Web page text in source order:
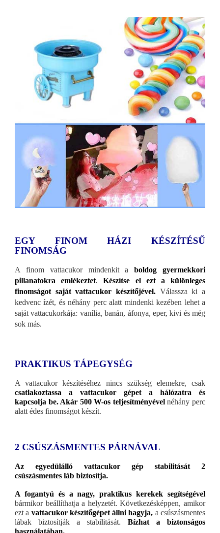
EGY FINOM HÁZI KÉSZÍTÉSŰ
FINOMSÁG
A finom vattacukor mindenkit aboldog gyermekkori
pillanatokra emlékeztet.Készítse el ezt a különleges
finomságot saját vattacukor készítőjével. Válassza ki a
kedvenc ízét, és néhány perc alatt mindenki kezében lehet a
saját vattacukorkája: vanília, banán, áfonya, eper, kivi és még
sok más.
PRAKTIKUS TÁPEGYSÉG
A vattacukor készítéséhez nincs szükség elemekre, csak
csatlakoztassa a vattacukor gépet a hálózatra és
kapcsolja be. Akár 500 W-os teljesítményévelnéhány perc
alatt édes finomságot készít.
2 CSÚSZÁSMENTES PÁRNÁVAL
Az egyedülálló vattacukor gép stabilitását 2
csúszásmentes láb biztosítja.
A fogantyú és a nagy, praktikus kerekek segítségével
bármikor beállíthatja a helyzetét. Következésképpen, amikor
ezt a vattacukor készítőgépet állni hagyja, a csúszásmentes
lábak biztosítják a stabilitását. Bízhat a biztonságos
használatában.